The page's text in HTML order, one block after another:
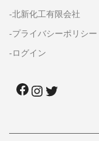
-北新化工有限会社
-プライバシーポリシー
-ログイン